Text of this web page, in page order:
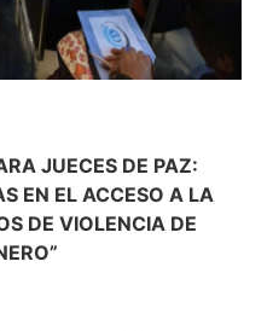
JUECES DE PAZ:
EN EL ACCESO A LA
DE VIOLENCIA DE